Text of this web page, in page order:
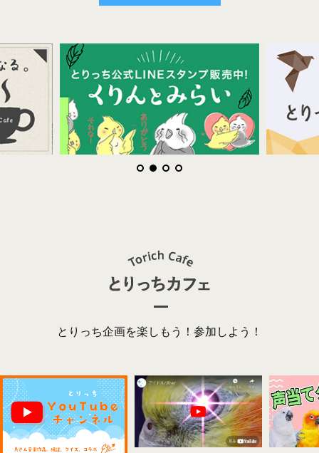
とりっち企画を楽しもう！参加しよう！